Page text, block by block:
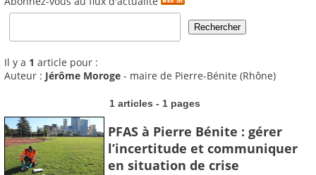
Il y a 1 article pour :
Auteur : Jérôme Moroge - maire de Pierre-Bénite (Rhône)
1 articles - 1 pages
PFAS à Pierre Bénite : gérer
l’incertitude et communiquer
en situation de crise